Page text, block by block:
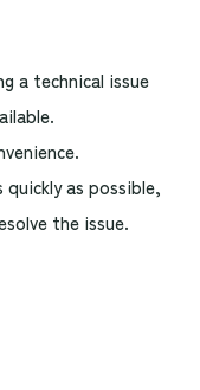
a technical issue
as possible,
the issue.